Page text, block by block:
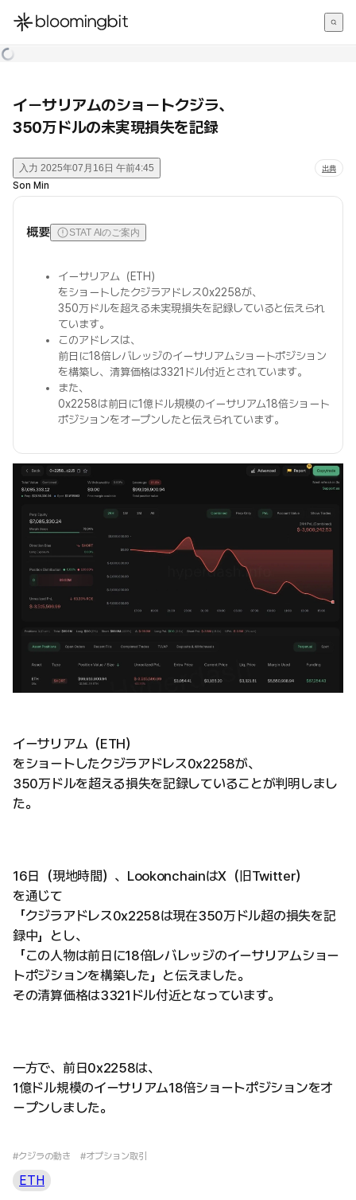
한국어
イーサリアムのショートクジラ、
350万ドルの未実現損失を記録
入力 2025年07月16日 午前4:45 出典
Son Min
概要 STAT AIのご案内
イーサリアム（ETH）
をショートしたクジラアドレス0x2258が、
350万ドルを超える未実現損失を記録していると伝えられ
ています。
このアドレスは、
前日に18倍レバレッジのイーサリアムショートポジション
を構築し、清算価格は3321ドル付近とされています。
また、
0x2258は前日に1億ドル規模のイーサリアム18倍ショート
ポジションをオープンしたと伝えられています。
イーサリアム（ETH）
をショートしたクジラアドレス0x2258が、
350万ドルを超える損失を記録していることが判明しまし
た。
16日（現地時間）、LookonchainはX（旧Twitter）
を通じて
「クジラアドレス0x2258は現在350万ドル超の損失を記
録中」とし、
「この人物は前日に18倍レバレッジのイーサリアムショー
トポジションを構築した」と伝えました。
その清算価格は3321ドル付近となっています。
一方で、前日0x2258は、
1億ドル規模のイーサリアム18倍ショートポジションをオ
ープンしました。
#クジラの動き #オプション取引
ETH